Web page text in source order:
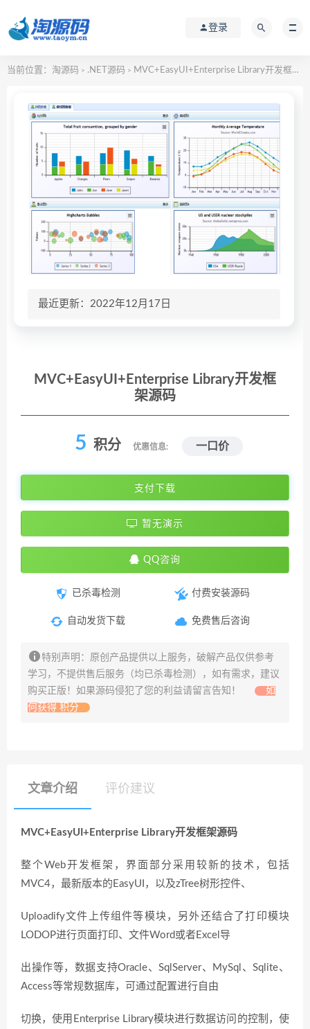
登录
当前位置： 淘源码 > .NET源码 > MVC+EasyUI+Enterprise Library开发框架源码
最近更新：2022年12月17日
MVC+EasyUI+Enterprise Library开发框
架源码
5 积分 优惠信息: 一口价
支付下载
暂无演示
QQ咨询
已杀毒检测
自动发货下载
付费安装源码
免费售后咨询
特别声明：原创产品提供以上服务，破解产品仅供参考
学习，不提供售后服务（均已杀毒检测），如有需求，建议
购买正版！如果源码侵犯了您的利益请留言告知！
如
何获得 积分
文章介绍 评价建议
MVC+EasyUI+Enterprise Library开发框架源码
整个Web开发框架，界面部分采用较新的技术，包括
MVC4，最新版本的EasyUI，以及zTree树形控件、
Uploadify文件上传组件等模块，另外还结合了打印模块
LODOP进行页面打印、文件Word或者Excel导
出操作等，数据支持Oracle、SqlServer、MySql、Sqlite、
Access等常规数据库，可通过配置进行自由
切换，使用Enterprise Library模块进行数据访问的控制，使